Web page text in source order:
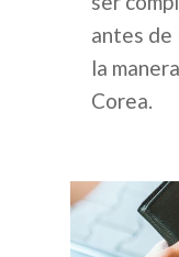
antes de
la
Corea.